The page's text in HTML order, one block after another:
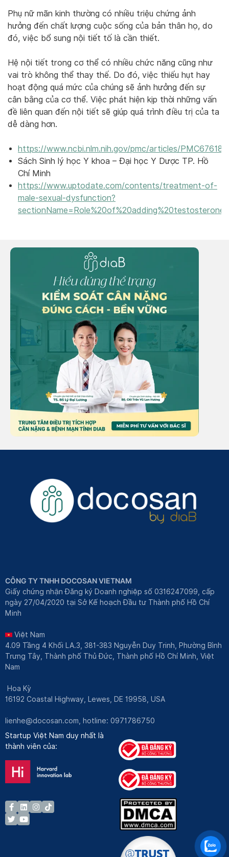
Phụ nữ mãn kinh thường có nhiều triệu chứng ảnh
hưởng đến chất lượng cuộc sống của bản thân họ, do
đó, việc bổ sung nội tiết tố là cần thiết.
Hệ nội tiết trong cơ thể có nhiều chức năng cũng như
vai trò không thể thay thế. Do đó, việc thiếu hụt hay
hoạt động quá mức của chúng sẽ ảnh hưởng đến sự
cân bằng của cơ thể. Việc phát hiện kịp thời những vấn
đề liên quan đến nội tiết sẽ giúp quá trình điều trị của ta
dễ dàng hơn.
https://www.ncbi.nlm.nih.gov/pmc/articles/
Sách Sinh lý học Y khoa – Đại học Y Dược TP. Hồ
Chí Minh
https://www.uptodate.com/contents/treatment-of-
male-sexual-dysfunction?
CÔNG TY TNHH DOCOSAN VIETNAM
Giấy chứng nhận Đăng ký Doanh nghiệp số 0316247099, cấp
ngày 27/04/2020 tại Sở Kế hoạch Đầu tư Thành phố Hồ Chí
Minh
Việt Nam
4.09 Tầng 4 Khối LA.3, 381-383 Nguyễn Duy Trinh, Phường Bình
Trưng Tây, Thành phố Thủ Đức, Thành phố Hồ Chí Minh, Việt
Nam
Hoa Kỳ
16192 Coastal Highway, Lewes, DE 19958, USA
lienhe@docosan.com , hotline: 0971786750
Startup Việt Nam duy nhất là
thành viên của: